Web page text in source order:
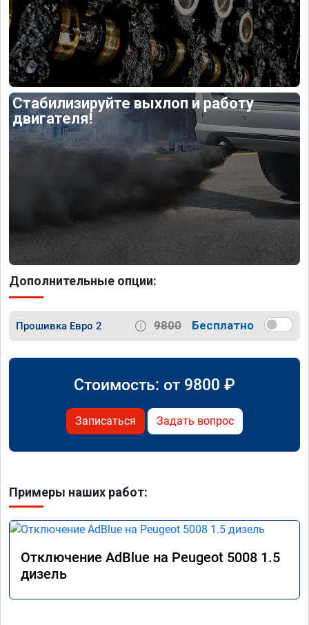
Стабилизируйте выхлоп и работу
двигателя!
Дополнительные опции:
Прошивка Евро 2 9800 Бесплатно
Стоимость: от 9800 ₽
Записаться Задать вопрос
Примеры наших работ:
Отключение AdBlue на Peugeot 5008 1.5
дизель